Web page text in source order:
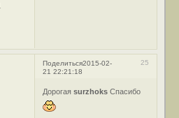
Поделиться 25
2015-02-
21 22:21:18
Дорогаяsurzhoks Спасибо